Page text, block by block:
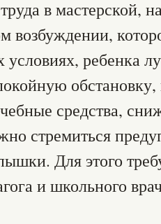
в мастерской,
возбуждении,
ребенка
средства,
стремиться
Для этого
и школьного